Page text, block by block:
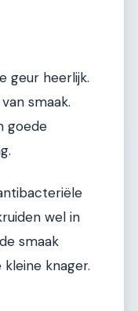
geur heerlijk.
smaak.
goede
wel in
smaak
knager.